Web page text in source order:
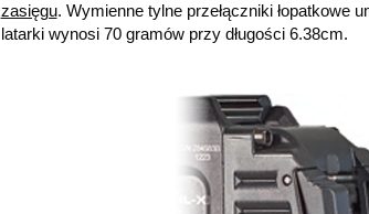
zasięgu. Wymienne tylne przełączniki łopatkowe
latarki wynosi 70 gramów przy długości 6.38cm.